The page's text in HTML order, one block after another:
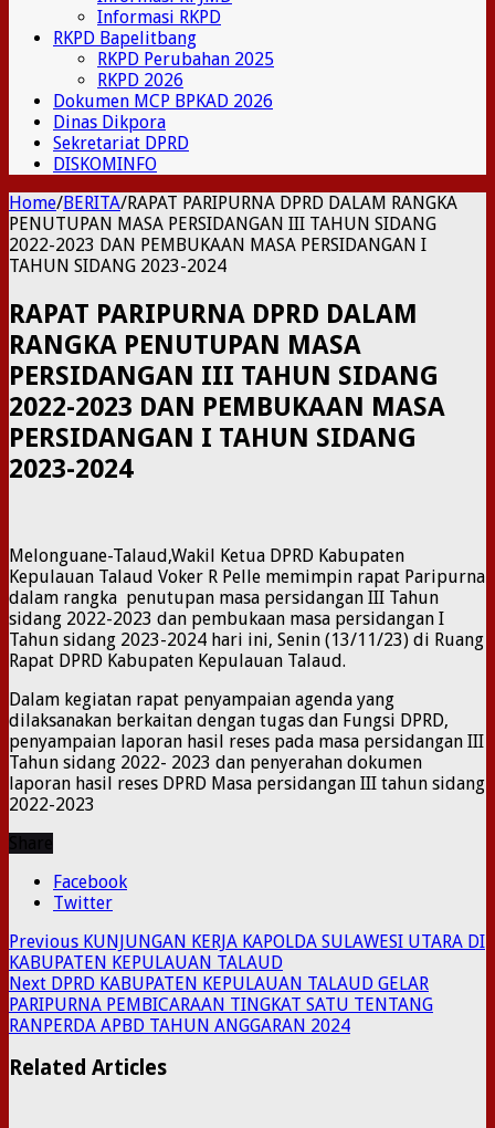
Informasi RKPD
RKPD Bapelitbang
RKPD Perubahan 2025
RKPD 2026
Dokumen MCP BPKAD 2026
Dinas Dikpora
Sekretariat DPRD
DISKOMINFO
Home/BERITA/RAPAT PARIPURNA DPRD DALAM RANGKA
PENUTUPAN MASA PERSIDANGAN III TAHUN SIDANG
2022-2023 DAN PEMBUKAAN MASA PERSIDANGAN I
TAHUN SIDANG 2023-2024
RAPAT PARIPURNA DPRD DALAM
RANGKA PENUTUPAN MASA
PERSIDANGAN III TAHUN SIDANG
2022-2023 DAN PEMBUKAAN MASA
PERSIDANGAN I TAHUN SIDANG
2023-2024
Melonguane-Talaud,Wakil Ketua DPRD Kabupaten
Kepulauan Talaud Voker R Pelle memimpin rapat Paripurna
dalam rangka penutupan masa persidangan III Tahun
sidang 2022-2023 dan pembukaan masa persidangan I
Tahun sidang 2023-2024 hari ini, Senin (13/11/23) di Ruang
Rapat DPRD Kabupaten Kepulauan Talaud.
Dalam kegiatan rapat penyampaian agenda yang
dilaksanakan berkaitan dengan tugas dan Fungsi DPRD,
penyampaian laporan hasil reses pada masa persidangan III
Tahun sidang 2022- 2023 dan penyerahan dokumen
laporan hasil reses DPRD Masa persidangan III tahun sidang
2022-2023
Facebook
Twitter
Previous KUNJUNGAN KERJA KAPOLDA SULAWESI UTARA DI
KABUPATEN KEPULAUAN TALAUD
Next DPRD KABUPATEN KEPULAUAN TALAUD GELAR
PARIPURNA PEMBICARAAN TINGKAT SATU TENTANG
RANPERDA APBD TAHUN ANGGARAN 2024
Related Articles